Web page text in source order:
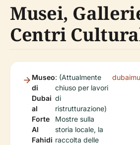
Musei,
Centri
Museo
di
Dubai
al
Forte
Al
Fahidi
: (Attualmente
chiuso per lavori
di
ristrutturazione)
Mostre sulla
storia locale, la
raccolta delle